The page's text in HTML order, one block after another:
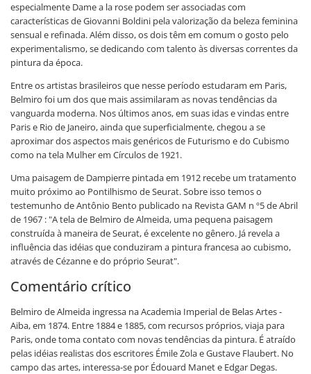
especialmente Dame a la rose podem ser associadas com
características de Giovanni Boldini pela valorização da beleza feminina
sensual e refinada. Além disso, os dois têm em comum o gosto pelo
experimentalismo, se dedicando com talento às diversas correntes da
pintura da época.
Entre os artistas brasileiros que nesse período estudaram em Paris,
Belmiro foi um dos que mais assimilaram as novas tendências da
vanguarda moderna. Nos últimos anos, em suas idas e vindas entre
Paris e Rio de Janeiro, ainda que superficialmente, chegou a se
aproximar dos aspectos mais genéricos de Futurismo e do Cubismo
como na tela Mulher em Círculos de 1921.
Uma paisagem de Dampierre pintada em 1912 recebe um tratamento
muito próximo ao Pontilhismo de Seurat. Sobre isso temos o
testemunho de Antônio Bento publicado na Revista GAM n º5 de Abril
de 1967 : "A tela de Belmiro de Almeida, uma pequena paisagem
construída à maneira de Seurat, é excelente no gênero. Já revela a
influência das idéias que conduziram a pintura francesa ao cubismo,
através de Cézanne e do próprio Seurat".
Comentário crítico
Belmiro de Almeida ingressa na Academia Imperial de Belas Artes -
Aiba, em 1874. Entre 1884 e 1885, com recursos próprios, viaja para
Paris, onde toma contato com novas tendências da pintura. É atraído
pelas idéias realistas dos escritores Émile Zola e Gustave Flaubert. No
campo das artes, interessa-se por Édouard Manet e Edgar Degas.